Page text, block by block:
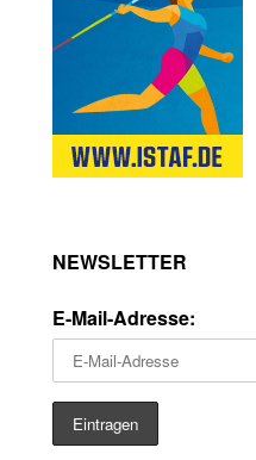
NEWSLETTER
E-Mail-Adresse: